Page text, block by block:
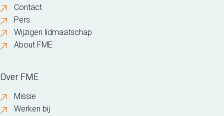
Contact
Pers
Wijzigen lidmaatschap
About FME
Over FME
Missie
Werken bij